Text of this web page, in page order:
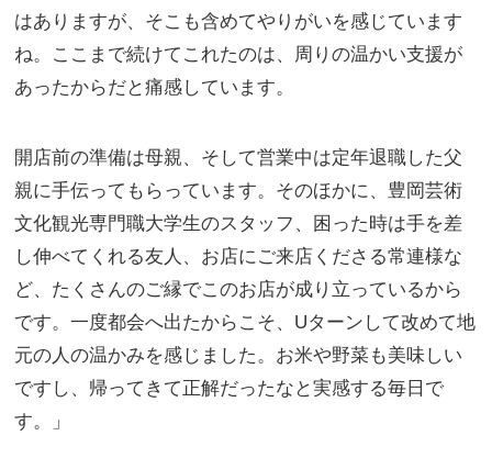
はありますが、そこも含めてやりがいを感じています
ね。ここまで続けてこれたのは、周りの温かい支援が
あったからだと痛感しています。
開店前の準備は母親、そして営業中は定年退職した父
親に手伝ってもらっています。そのほかに、豊岡芸術
文化観光専門職大学生のスタッフ、困った時は手を差
し伸べてくれる友人、お店にご来店くださる常連様な
ど、たくさんのご縁でこのお店が成り立っているから
です。一度都会へ出たからこそ、Uターンして改めて地
元の人の温かみを感じました。お米や野菜も美味しい
ですし、帰ってきて正解だったなと実感する毎日で
す。」